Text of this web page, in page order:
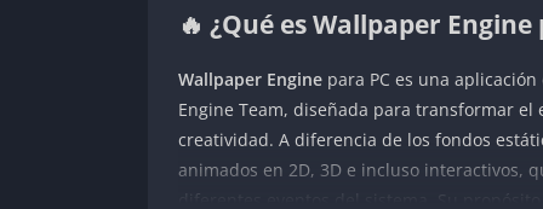
🔥 ¿Qué es Wallpaper Engine
Wallpaper Engine para PC es una
Engine Team, diseñada para transformar
creatividad. A diferencia de los fondos
animados en 2D, 3D e incluso interactivos,
diferentes eventos del sistema. Su